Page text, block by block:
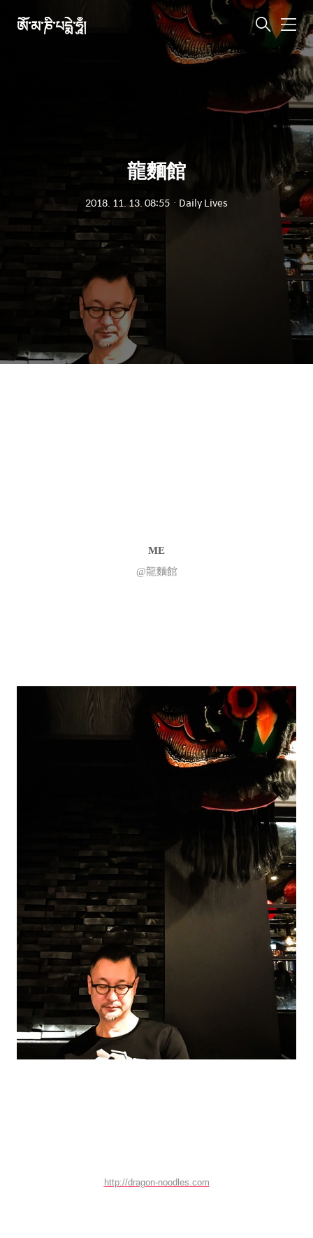
ཨོཾ་མ་ཎི་པདྨེ་ཧཱུྃ། 메
뉴
龍麵館
2018. 11. 13. 08:55 ㆍ Daily Lives
ME
@龍麵館
http://dragon-noodles.com